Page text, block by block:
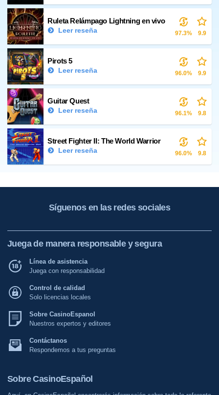
Ruleta Relámpago Lightning en vivo
Leer reseña 97.3% 9.9
Pirots 5
Leer reseña 96.0% 9.9
Guitar Quest
Leer reseña 96.1% 9.8
Street Fighter II: The World Warrior
Leer reseña 96.0% 9.8
Síguenos en las redes sociales
Juega de manera responsable y segura
Línea de asistencia
Juega con responsabilidad
Control de calidad
Solo licencias locales
Sobre CasinoEspanol
Nuestros expertos y editores
Contáctanos
Respondemos a tus preguntas
Sobre CasinoEspañol